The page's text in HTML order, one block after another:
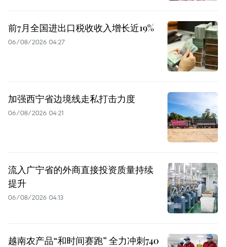
前7月全国进出口税收收入增长近19%
06/08/2026 04:27
加强西宁省边境线走私打击力度
06/08/2026 04:21
流入广宁省的外商直接投资质量持续
提升
06/08/2026 04:13
越南农产品“和时间赛跑” 全力冲刺740